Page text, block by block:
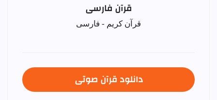
قرآن فارسی
قرآن کریم - فارسی
دانلود قرآن صوتی